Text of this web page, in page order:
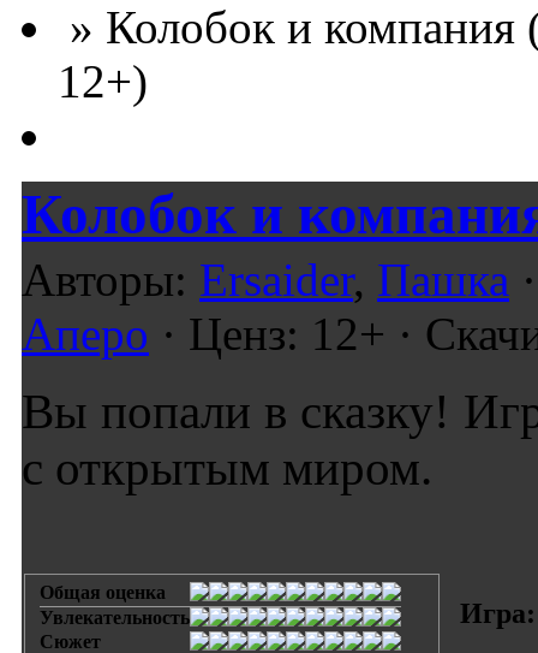
» Колобок и
12+)
Колобок и
Авторы: Ersaider, Пашка
Аперо · Ценз: 12+ ·
Вы попали в сказку!
с открытым миром.
Общая оценка
Увлекательность
Сюжет
Игра: